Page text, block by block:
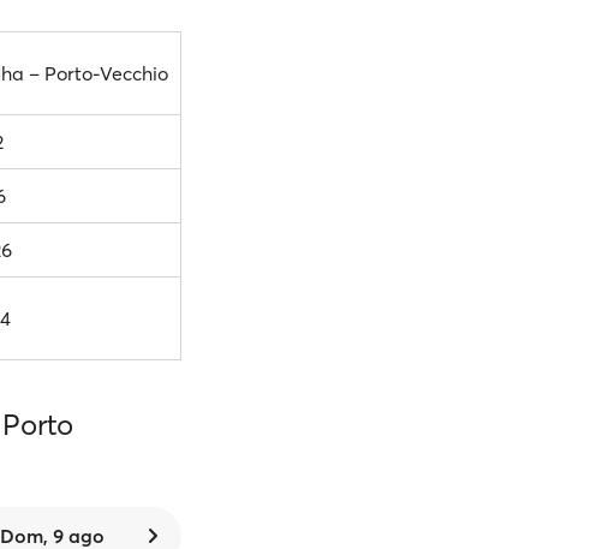
– Porto-Vecchio
Dom, 9 ago